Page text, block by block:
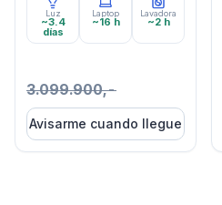
Luz
~3.4
días
Laptop
~16 h
Lavadora
~2 h
3.099.900,-
Avisarme cuando llegue